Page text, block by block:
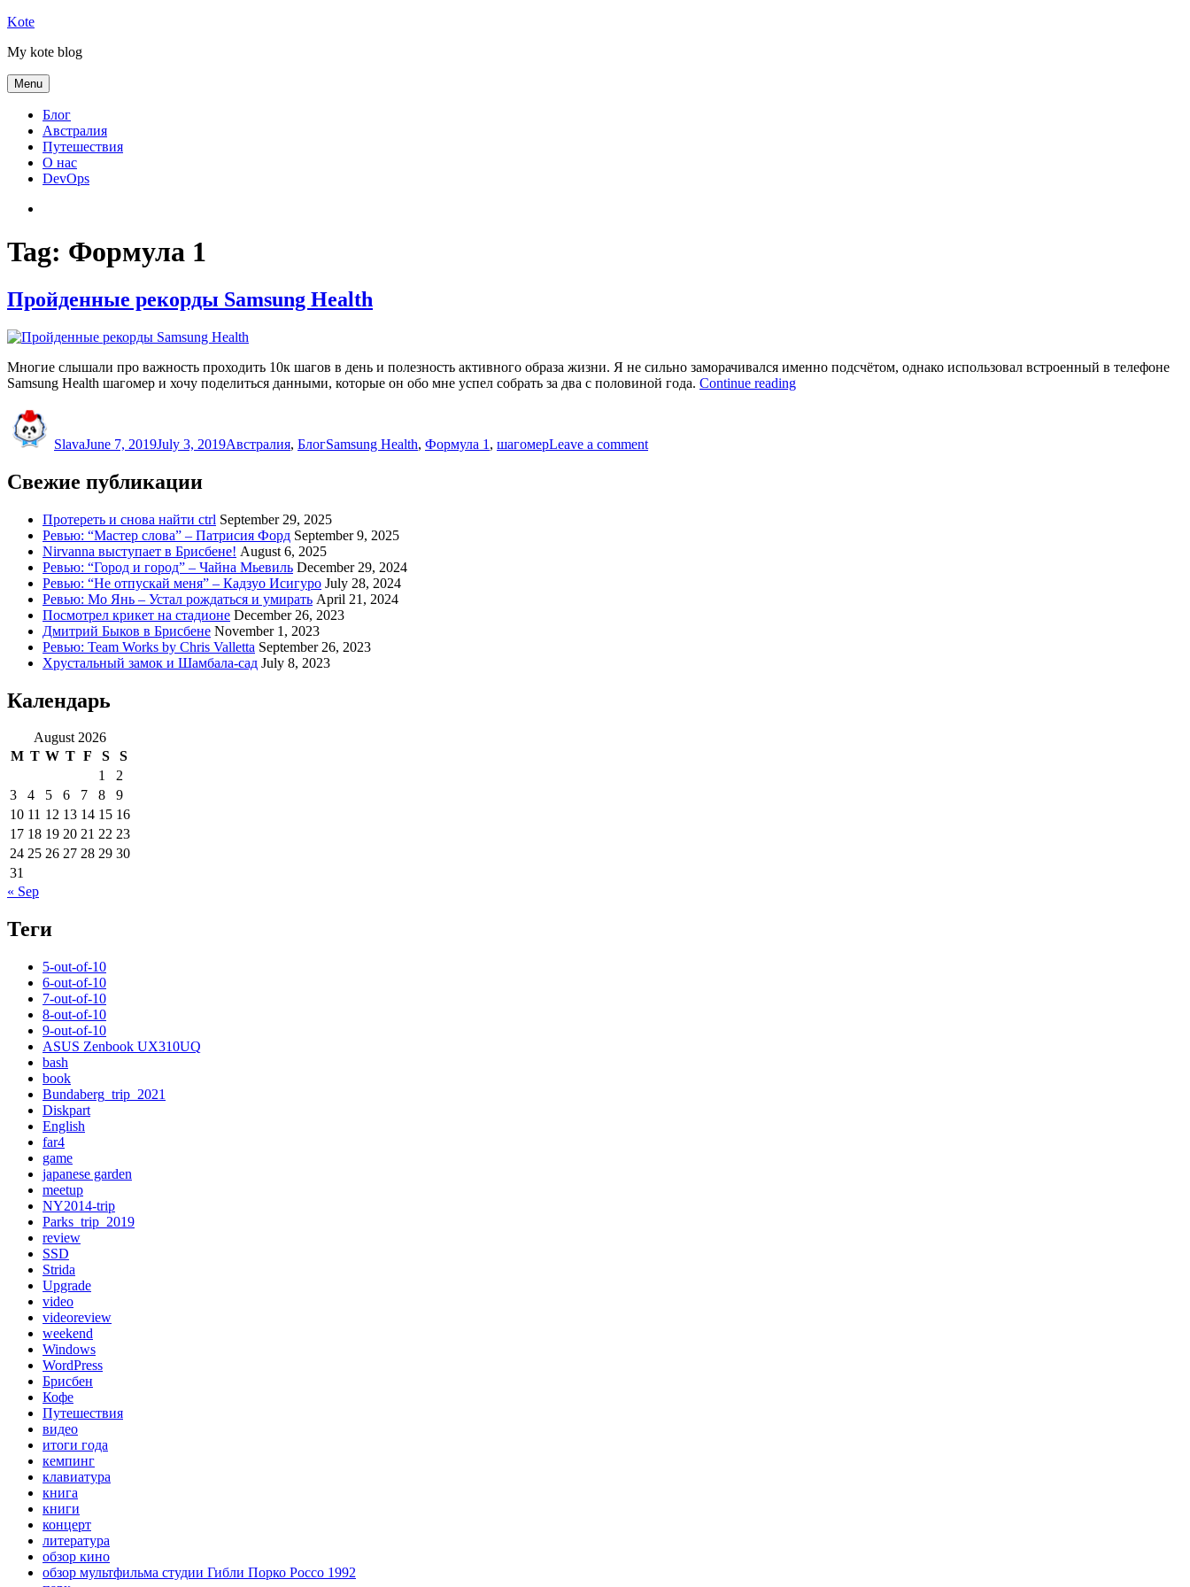
Skip
content
Kote
My kote blog
Menu
Блог
Австралия
Путешествия
О нас
DevOps
Tag: Формула 1
Пройденные рекорды Samsung Health
Многие слышали про важность проходить 10к шагов в день и полезность активного образа жизни. Я не сильно заморачивался именно подсчётом, однако использовал встроенный в телефоне
Samsung Health шагомер и хочу поделиться данными, которые он обо мне успел собрать за два с половиной года. Continue reading“Пройденные
SlavaJune 7, 2019July 3, 2019Австралия, БлогSamsung Health, Формула 1 , шагомерLeave a commentрекорды
Свежие публикации
Протереть и снова найти ctrl September 29, 2025
Ревью: “Мастер слова” – Патрисия Форд September 9, 2025
Nirvanna выступает в Брисбене! August 6, 2025
Ревью: “Город и город” – Чайна Мьевиль December 29, 2024
Ревью: “Не отпускай меня” – Кадзуо Исигуро July 28, 2024
Ревью: Мо Янь – Устал рождаться и умирать April 21, 2024
Посмотрел крикет на стадионе December 26, 2023
Дмитрий Быков в Брисбене November 1, 2023
Ревью: Team Works by Chris Valletta September 26, 2023
Хрустальный замок и Шамбала-сад July 8, 2023
Календарь
August 2026
M T W T F S
S
1
2
3
4 5 6 7 8
9
10 11 12 13 14 15 16
17 18 19 20 21 22 23
24 25 26 27 28 29 30
31
« Sep
Теги
5-out-of-10
6-out-of-10
7-out-of-10
8-out-of-10
9-out-of-10
ASUS Zenbook UX310UQ
bash
book
Bundaberg_trip_2021
Diskpart
English
far4
game
japanese garden
meetup
NY2014-trip
Parks_trip_2019
review
SSD
Strida
Upgrade
video
videoreview
weekend
Windows
WordPress
Брисбен
Кофе
Путешествия
видео
итоги года
кемпинг
клавиатура
книга
книги
концерт
литература
обзор кино
обзор мультфильма студии Гибли Порко Россо 1992